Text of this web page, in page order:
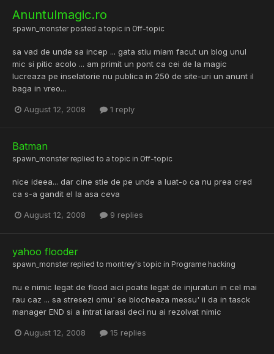
Anuntulmagic.ro
spawn_monster posted a topic in Off-topic
sa vad de unde sa incep ... gata stiu miam facut un blog unul
mic si pitic acolo ... am primit un pont ca cei de la magic
lucreaza pe inselatorie nu publica in 250 de site-uri un anunt il
baga in vreo...
August 12, 2008 1 reply
Batman
spawn_monster replied to a topic in Off-topic
nice ideea... dar cine stie de pe unde a luat-o ca nu prea cred
ca s-a gandit el la asa ceva
August 12, 2008 9 replies
yahoo flooder
spawn_monster replied to montrey's topic in Programe hacking
nu e nimic legat de flood aici poate legat de injuraturi in cel mai
rau caz ... sa stresezi omu' se blocheaza messu' ii da in tasck
manager END si a intrat iarasi deci nu ai rezolvat nimic
August 12, 2008 15 replies